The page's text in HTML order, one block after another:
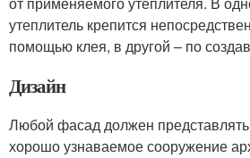
утеплитель крепится
помощью клея, в другой – по
Дизайн
Любой фасад должен
хорошо узнаваемое сооружение